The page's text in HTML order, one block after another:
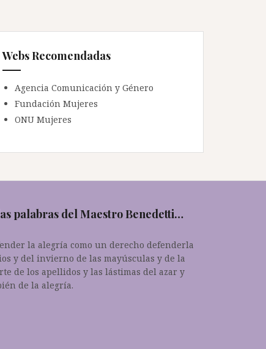
Webs Recomendadas
Agencia Comunicación y Género
Fundación Mujeres
ONU Mujeres
palabras del Maestro Benedetti…
la alegría como un derecho defenderla
y del invierno de las mayúsculas y de la
de los apellidos y las lástimas del azar y
de la alegría.